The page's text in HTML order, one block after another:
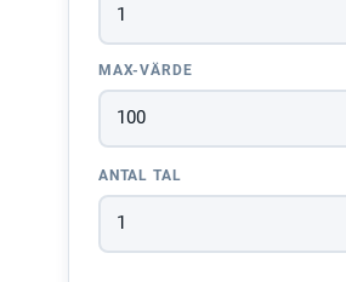
MAX-VÄRDE
ANTAL TAL